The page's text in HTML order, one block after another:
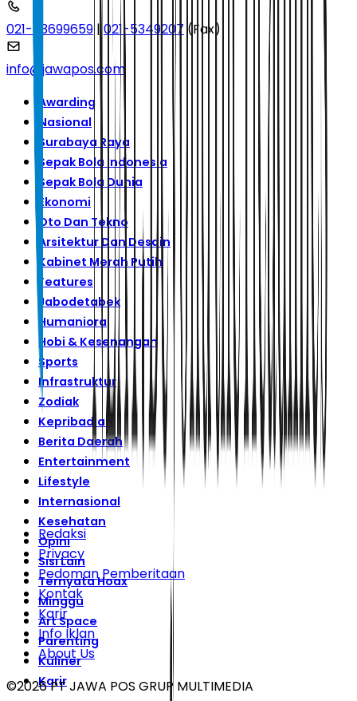
021-53699659 |021-5349207 (Fax)
info@jawapos.com
Awarding
Nasional
Surabaya Raya
Sepak Bola Indonesia
Sepak Bola Dunia
Ekonomi
Oto Dan Tekno
Arsitektur Dan Desain
Kabinet Merah Putih
Features
Jabodetabek
Humaniora
Hobi & Kesenangan
Sports
Infrastruktur
Zodiak
Kepribadian
Berita Daerah
Entertainment
Lifestyle
Internasional
Kesehatan
Opini
Sisi Lain
Ternyata Hoax
Minggu
Art Space
Parenting
Kuliner
Karir
Redaksi
Privacy
Pedoman Pemberitaan
Kontak
Karir
Info Iklan
About Us
©2026PT JAWA POS GRUP MULTIMEDIA